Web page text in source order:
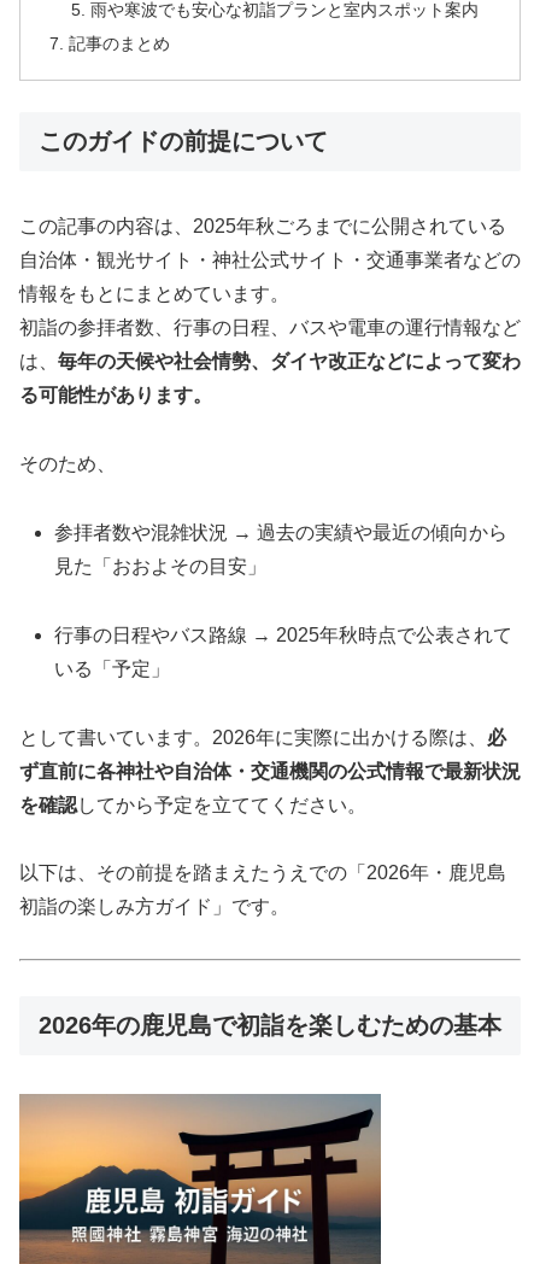
雨や寒波でも安心な初詣プランと室内スポット案内
記事のまとめ
このガイドの前提について
この記事の内容は、2025年秋ごろまでに公開されている
自治体・観光サイト・神社公式サイト・交通事業者などの
情報をもとにまとめています。
初詣の参拝者数、行事の日程、バスや電車の運行情報など
は、 毎年の天候や社会情勢、ダイヤ改正などによって変わ
る可能性があります。
そのため、
参拝者数や混雑状況 → 過去の実績や最近の傾向から
見た「おおよその目安」
行事の日程やバス路線 → 2025年秋時点で公表されて
いる「予定」
として書いています。2026年に実際に出かける際は、 必
ず直前に各神社や自治体・交通機関の公式情報で最新状況
を確認してから予定を立ててください。
以下は、その前提を踏まえたうえでの「2026年・鹿児島
初詣の楽しみ方ガイド」です。
2026年の鹿児島で初詣を楽しむための基本